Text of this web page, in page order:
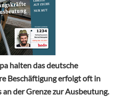
halten das deutsche
Beschäftigung erfolgt oft in
der Grenze zur Ausbeutung.